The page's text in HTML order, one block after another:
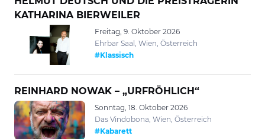
KATHARINA BIERWEILER
Freitag, 9. Oktober 2026
Ehrbar Saal, Wien, Österreich
#Klassisch
REINHARD NOWAK – „URFRÖHLICH“
Sonntag, 18. Oktober 2026
Das Vindobona, Wien, Österreich
#Kabarett